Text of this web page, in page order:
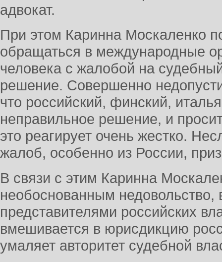
адвокат.
При этом Каринна Москаленко
обращаться в международные
человека с жалобой на
решение. Совершенно
что российский, финский,
неправильное решение, и
это реагирует очень жестко.
жалоб, особенно из России,
В связи с этим Каринна
необоснованным
представителями российских
вмешивается в юрисдикцию
умаляет авторитет судебной